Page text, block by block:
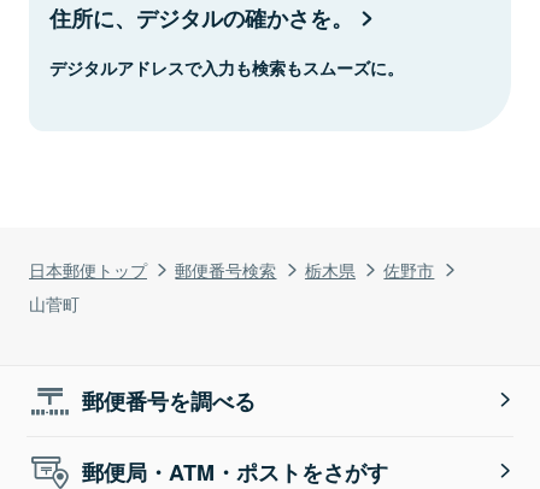
日本郵便トップ 郵便番号検索 栃木県
佐野市
山菅町
住所に、デジタルの確かさを。
デジタルアドレスで入力も検索もスムーズに。
郵便番号を調べる
郵便局・ATM・ポストをさがす